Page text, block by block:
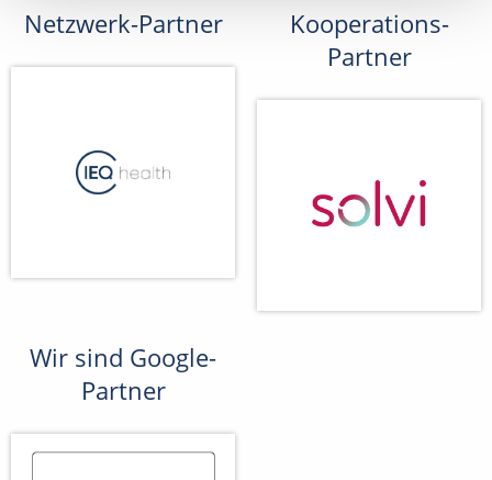
Netzwerk-Partner
Kooperations-
Partner
Wir sind Google-
Partner